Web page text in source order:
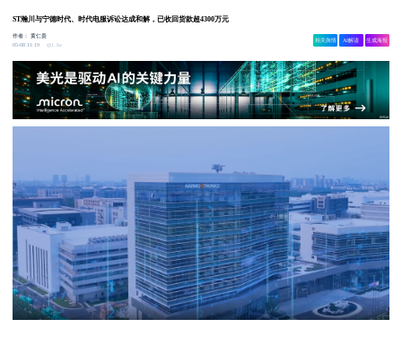
ST瀚川与宁德时代、时代电服诉讼达成和解，已收回货款超4300万元
作者：黄仁贵
05-08 11:19
1.3w
相关舆情 AI解读 生成海报